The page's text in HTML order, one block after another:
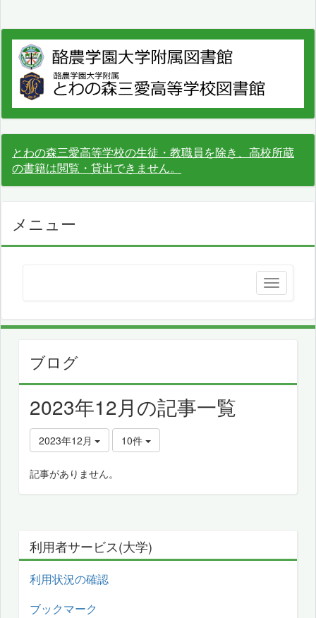
とわの森三愛高等学校の生徒・教職員を除き、高校所蔵
の書籍は閲覧・貸出できません。
メニュー
ブログ
2023年12月の記事一覧
2023年12月 10件
記事がありません。
利用者サービス(大学)
利用状況の確認
ブックマーク